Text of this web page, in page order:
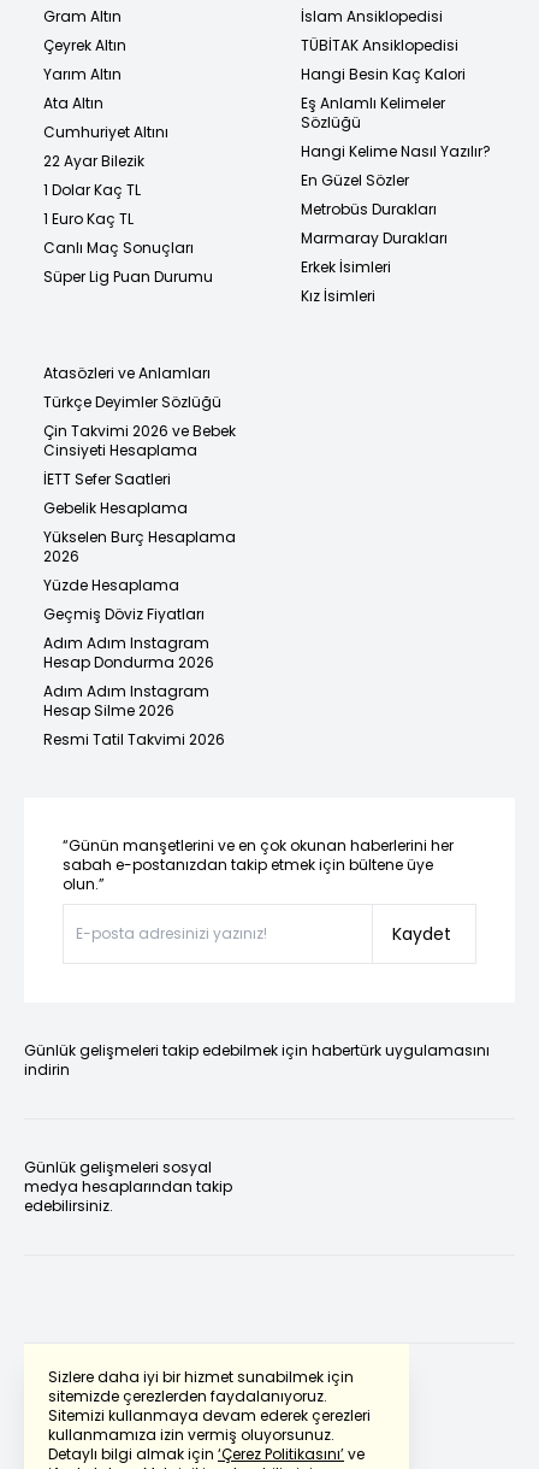
Sizlere daha iyi bir hizmet sunabilmek için
sitemizde çerezlerden faydalanıyoruz.
Sitemizi kullanmaya devam ederek çerezleri
kullanmamıza izin vermiş oluyorsunuz.
Detaylı bilgi almak için ‘Çerez Politikasını’ve
Gram Altın
Çeyrek Altın
Yarım Altın
Ata Altın
Cumhuriyet Altını
22 Ayar Bilezik
1 Dolar Kaç TL
1 Euro Kaç TL
Canlı Maç Sonuçları
Süper Lig Puan Durumu
İslam Ansiklopedisi
TÜBİTAK Ansiklopedisi
Hangi Besin Kaç Kalori
Eş Anlamlı Kelimeler
Sözlüğü
Hangi Kelime Nasıl Yazılır?
En Güzel Sözler
Metrobüs Durakları
Marmaray Durakları
Erkek İsimleri
Kız İsimleri
Atasözleri ve Anlamları
Türkçe Deyimler Sözlüğü
Çin Takvimi 2026 ve Bebek
Cinsiyeti Hesaplama
İETT Sefer Saatleri
Gebelik Hesaplama
Yükselen Burç Hesaplama
2026
Yüzde Hesaplama
Geçmiş Döviz Fiyatları
Adım Adım Instagram
Hesap Dondurma 2026
Adım Adım Instagram
Hesap Silme 2026
Resmi Tatil Takvimi 2026
“Günün manşetlerini ve en çok okunan haberlerini her
sabah e-postanızdan takip etmek için bültene üye
olun.”
Kaydet
Günlük gelişmeleri takip edebilmek için habertürk uygulamasını
indirin
Günlük gelişmeleri sosyal
medya hesaplarından takip
edebilirsiniz.
Powered by Translate